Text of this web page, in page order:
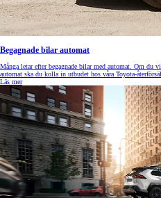
Begagnade bilar automat
Många letar efter begagnade bilar med automat. Om du
automat ska du kolla in utbudet hos våra Toyota-
Läs mer